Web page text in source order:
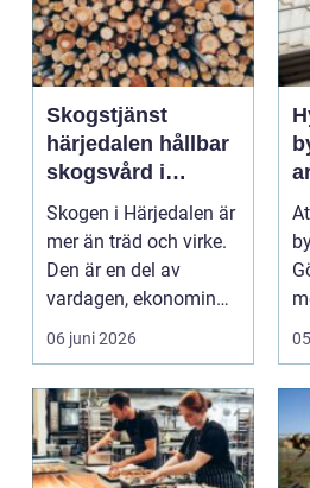
Skogstjänst
härjedalen hållbar
skogsvård i
praktiken
Skogen i Härjedalen är
mer än träd och virke.
Den är en del av
vardagen, ekonomin
och landskapet. Fö...
06 juni 2026